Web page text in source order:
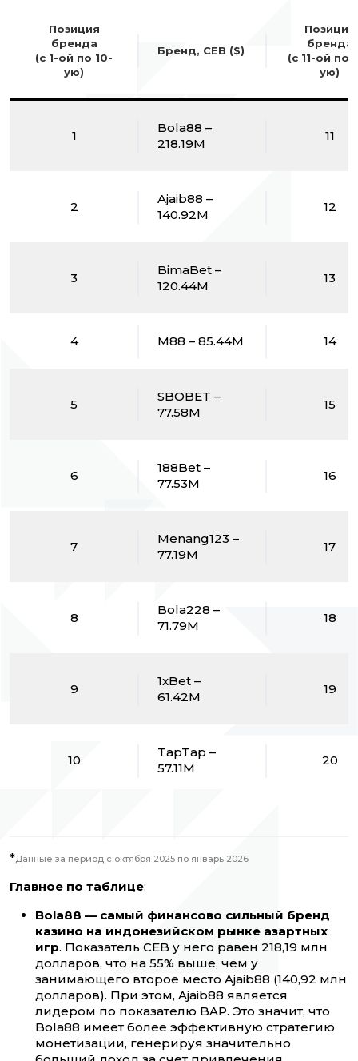
Позиция
бренда
(с 1-ой по 10-
ую)
Бренд, CEB ($)
Позиция
бренда
(с 11-ой по
ую)
1
Bola88 –
218.19M
11
2
Ajaib88 –
140.92M
12
3
BimaBet –
120.44M
13
4 M88 – 85.44M 14
5
SBOBET –
77.58M
15
6
188Bet –
77.53M
16
7
Menang123 –
77.19M
17
8
Bola228 –
71.79M
18
9
1xBet –
61.42M
19
10
TapTap –
57.11M
20
*Данные за период с октября 2025 по январь 2026
Главное по таблице:
Bola88 — самый финансово сильный бренд
казино на индонезийском рынке азартных
игр. Показатель CEB у него равен 218,19 млн
долларов, что на 55% выше, чем у
занимающего второе место Ajaib88 (140,92 млн
долларов). При этом, Ajaib88 является
лидером по показателю BAP. Это значит, что
Bola88 имеет более эффективную стратегию
монетизации, генерируя значительно